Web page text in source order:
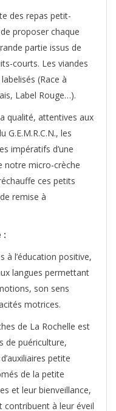
des repas petit-
proposer chaque
partie issus de
courts. Les viandes
(Race à
Label Rouge…).
qualité, attentives aux
G.E.M.R.C.N., les
impératifs d’une
notre micro-crèche
ces petits
remise à
:
à l’éducation positive,
langues permettant
son sens
motrices.
de La Rochelle est
de puériculture,
petite
de la petite
et leur bienveillance,
à leur éveil